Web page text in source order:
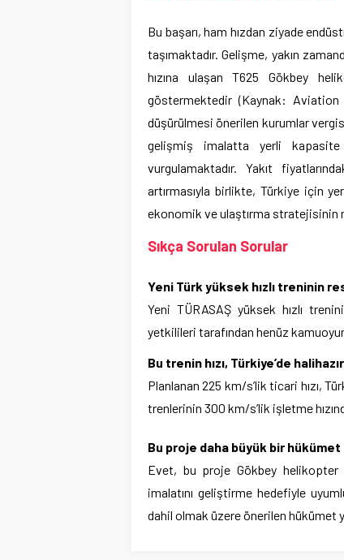
Bu başarı, ham hızdan ziyade
taşımaktadır. Gelişme, yakın
hızına ulaşan T625 Gökbey
göstermektedir (Kaynak: Aviation
düşürülmesi önerilen kurumlar
gelişmiş imalatta yerli
vurgulamaktadır. Yakıt
artırmasıyla birlikte, Türkiye için
ekonomik ve ulaştırma stratejisinin
Sıkça Sorulan Sorular
Yeni Türk yüksek hızlı treninin
Yeni TÜRASAŞ yüksek hızlı
yetkilileri tarafından henüz
Bu trenin hızı, Türkiye’de
Planlanan 225 km/s’lik ticari hızı,
trenlerinin 300 km/s’lik işletme
Bu proje daha büyük bir
Evet, bu proje Gökbey helikopter
imalatını geliştirme hedefiyle
dahil olmak üzere önerilen hükümet